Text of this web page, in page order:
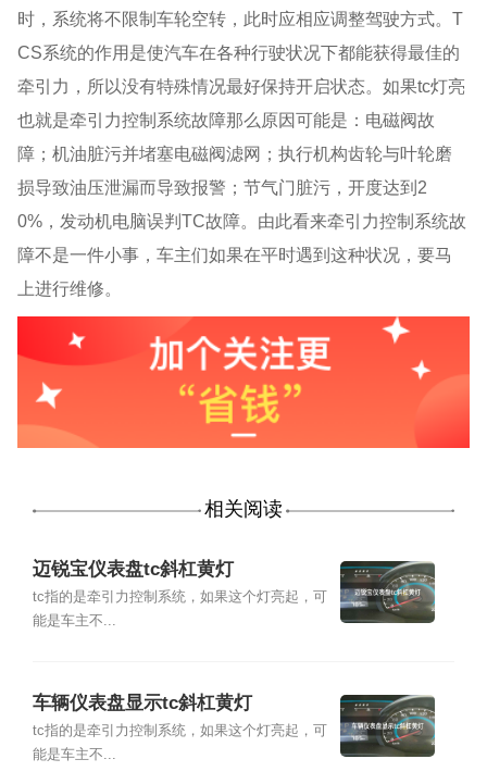
时，系统将不限制车轮空转，此时应相应调整驾驶方式。T
CS系统的作用是使汽车在各种行驶状况下都能获得最佳的
牵引力，所以没有特殊情况最好保持开启状态。如果tc灯亮
也就是牵引力控制系统故障那么原因可能是：电磁阀故
障；机油脏污并堵塞电磁阀滤网；执行机构齿轮与叶轮磨
损导致油压泄漏而导致报警；节气门脏污，开度达到2
0%，发动机电脑误判TC故障。由此看来牵引力控制系统故
障不是一件小事，车主们如果在平时遇到这种状况，要马
上进行维修。
相关阅读
迈锐宝仪表盘tc斜杠黄灯
tc指的是牵引力控制系统，如果这个灯亮起，可
能是车主不...
车辆仪表盘显示tc斜杠黄灯
tc指的是牵引力控制系统，如果这个灯亮起，可
能是车主不...